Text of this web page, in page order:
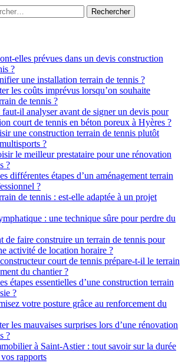
elles prévues dans un devis construction
?
une installation terrain de tennis ?
les coûts imprévus lorsqu’on souhaite
de tennis ?
faut-il analyser avant de signer un devis pour
court de tennis en béton poreux à Hyères ?
une construction terrain de tennis plutôt
?
le meilleur prestataire pour une rénovation
?
différentes étapes d’un aménagement terrain
?
de tennis : est-elle adaptée à un projet
: une technique sûre pour perdre du
de faire construire un terrain de tennis pour
activité de location horaire ?
court de tennis prépare-t-il le terrain
du chantier ?
étapes essentielles d’une construction terrain
?
votre posture grâce au renforcement du
les mauvaises surprises lors d’une rénovation
?
à Saint-Astier : tout savoir sur la durée
rapports